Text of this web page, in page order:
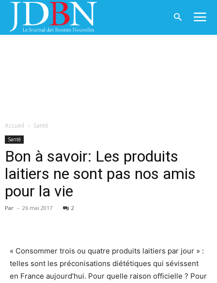
Accueil Santé
Santé
Bon à savoir: Les produits
laitiers ne sont pas nos amis
pour la vie
Par - 26 mai 2017 2
« Consommer trois ou quatre produits laitiers par jour » :
telles sont les préconisations diététiques qui sévissent
en France aujourd’hui. Pour quelle raison officielle ? Pour